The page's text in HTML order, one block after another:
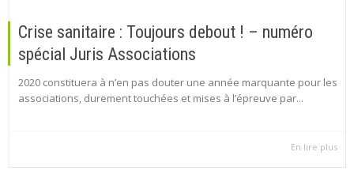
Crise sanitaire : Toujours debout ! – numéro
spécial Juris Associations
2020 constituera à n’en pas douter une année marquante pour les
associations, durement touchées et mises à l’épreuve par...
En lire plus